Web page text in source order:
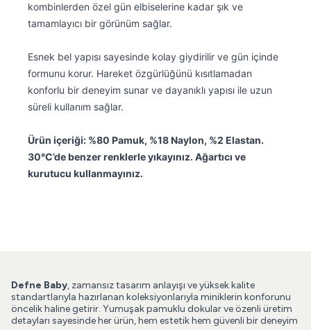
kombinlerden özel gün elbiselerine kadar şık ve
tamamlayıcı bir görünüm sağlar.
Esnek bel yapısı sayesinde kolay giydirilir ve gün içinde
formunu korur. Hareket özgürlüğünü kısıtlamadan
konforlu bir deneyim sunar ve dayanıklı yapısı ile uzun
süreli kullanım sağlar.
Ürün içeriği: %80 Pamuk, %18 Naylon, %2 Elastan.
30°C’de benzer renklerle yıkayınız. Ağartıcı ve
kurutucu kullanmayınız.
Defne Baby, zamansız tasarım anlayışı ve yüksek kalite
standartlarıyla hazırlanan koleksiyonlarıyla miniklerin konforunu
öncelik haline getirir. Yumuşak pamuklu dokular ve özenli üretim
detayları sayesinde her ürün, hem estetik hem güvenli bir deneyim